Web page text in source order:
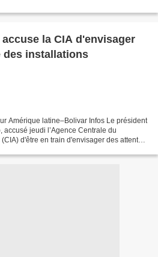
la CIA d'envisager
des installations
Amérique latine–Bolivar Infos Le président
jeudi l’Agence Centrale du
d'être en train d'envisager des attentats